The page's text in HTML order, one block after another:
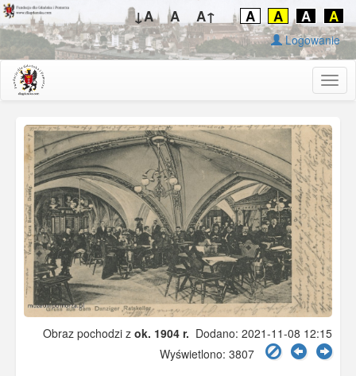
↓A A A↑ A A A A
Logowanie
Obraz pochodzi z ok. 1904 r. Dodano: 2021-11-08 12:15
Wyświetlono: 3807